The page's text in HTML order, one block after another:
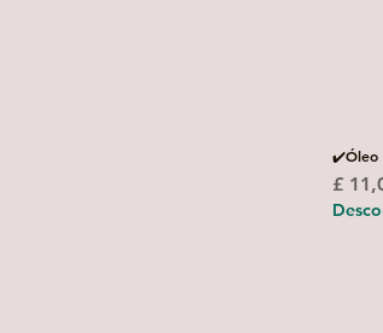
✔️Óleo
Preço
£